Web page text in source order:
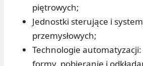
piętrowych;
Jednostki sterujące i
przemysłowych;
Technologie